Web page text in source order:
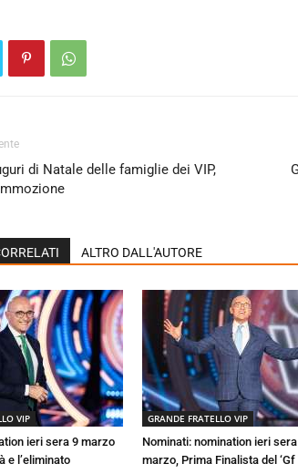
di Natale delle famiglie dei VIP,
ALTRO DALL'AUTORE
VIP
ieri sera 9 marzo
e l’eliminato
GRANDE FRATELLO VIP
Nominati: nomination ieri
marzo, Prima Finalista del ‘Gf